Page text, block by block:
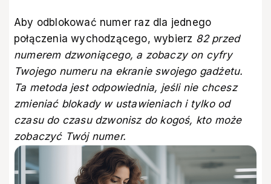
Aby odblokować numer raz dla jednego
połączenia wychodzącego, wybierz 82 przed
numerem dzwoniącego, a zobaczy on cyfry
Twojego numeru na ekranie swojego gadżetu.
Ta metoda jest odpowiednia, jeśli nie chcesz
zmieniać blokady w ustawieniach i tylko od
czasu do czasu dzwonisz do kogoś, kto może
zobaczyć Twój numer.